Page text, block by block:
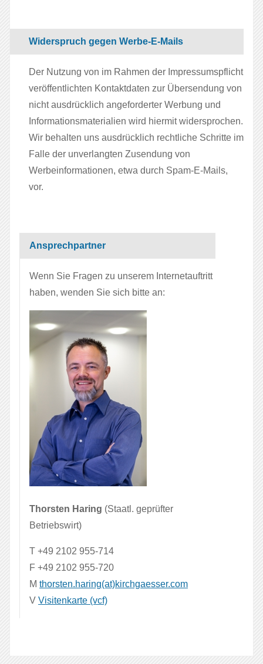
Widerspruch gegen Werbe-E-Mails
Der Nutzung von im Rahmen der Impressumspflicht
veröffentlichten Kontaktdaten zur Übersendung von
nicht ausdrücklich angeforderter Werbung und
Informationsmaterialien wird hiermit widersprochen.
Wir behalten uns ausdrücklich rechtliche Schritte im
Falle der unverlangten Zusendung von
Werbeinformationen, etwa durch Spam-E-Mails,
vor.
Ansprechpartner
Wenn Sie Fragen zu unserem Internetauftritt
haben, wenden Sie sich bitte an:
Thorsten Haring (Staatl. geprüfter
Betriebswirt)
T +49 2102 955-714
F +49 2102 955-720
M thorsten.haring(at)kirchgaesser.com
V Visitenkarte (vcf)